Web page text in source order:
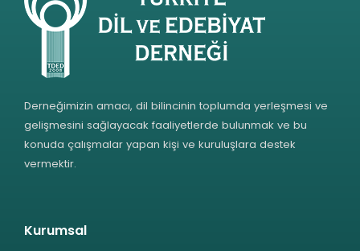
Derneğimizin amacı, dil bilincinin toplumda yerleşmesi ve
gelişmesini sağlayacak faaliyetlerde bulunmak ve bu
konuda çalışmalar yapan kişi ve kuruluşlara destek
vermektir.
Kurumsal